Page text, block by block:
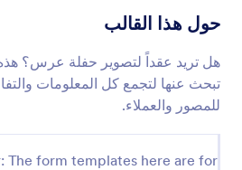
حول هذا القالب
هل تريد عقداً لتصوير حفلة عرس؟ هذه
تبحث عنها لتجمع كل المعلومات
للمصور والعملاء.
The form templates here are for
معاينة